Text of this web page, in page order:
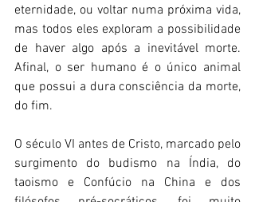
eternidade, ou voltar numa próxima vida,
mas todos eles exploram a possibilidade
de haver algo após a inevitável morte.
Afinal, o ser humano é o único animal
que possui a dura consciência da morte,
do fim.
O século VI antes de Cristo, marcado pelo
surgimento do budismo na Índia, do
taoismo e Confúcio na China e dos